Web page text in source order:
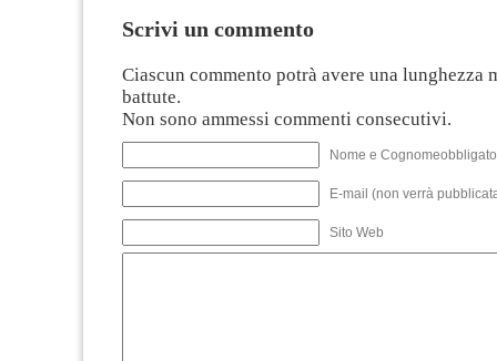
Scrivi un commento
Ciascun commento potrà avere una lunghezza
battute.
Non sono ammessi commenti consecutivi.
Nome e
E-mail (non verrà
Sito Web